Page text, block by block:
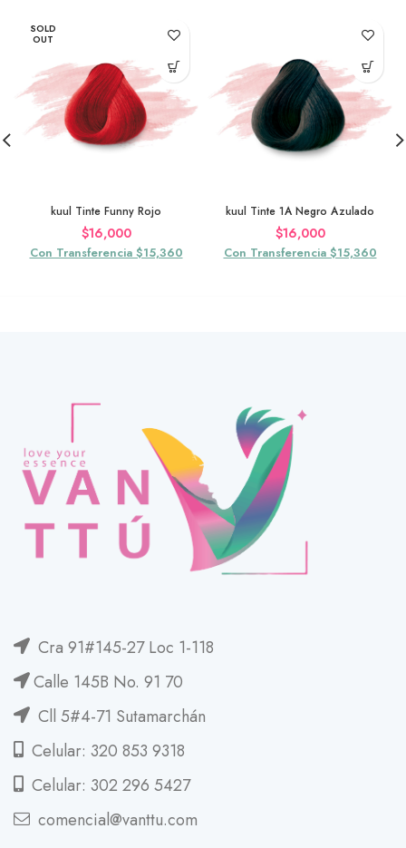
SOLD
OUT
kuul Tinte Funny Rojo
$16,000
Con Transferencia $15,360
kuul Tinte 1A Negro Azulado
$16,000
Con Transferencia $15,360
Cra 91#145-27 Loc 1-118
Calle 145B No. 91 70
Cll 5#4-71 Sutamarchán
Celular: 320 853 9318
Celular: 302 296 5427
comencial@vanttu.com